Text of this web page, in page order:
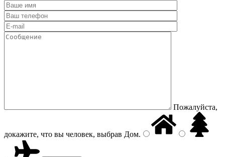
Пожалуйста,
докажите, что вы человек, выбрав Дом.